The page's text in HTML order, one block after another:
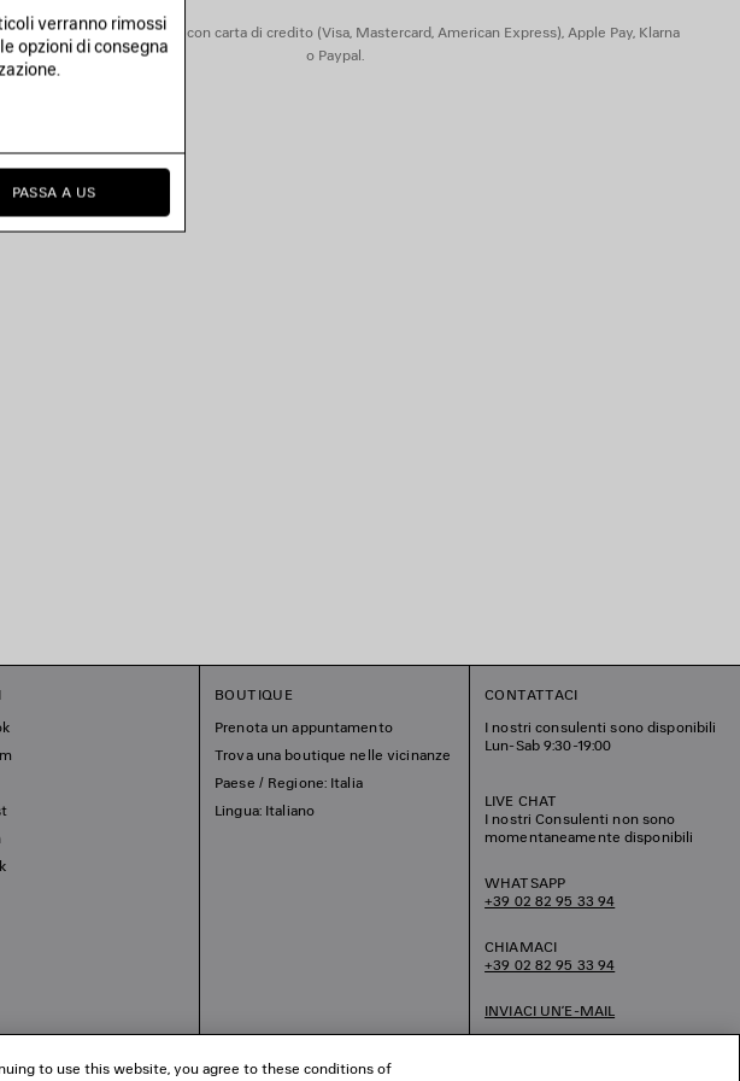
pagare in maniera sicura con carta di credito (Visa, Mastercard, American Express), Apple Pay, Klarna
o Paypal.
BOUTIQUE
Prenota un appuntamento
Trova una boutique nelle vicinanze
Paese / Regione: Italia
Lingua: Italiano
CONTATTACI
I nostri consulenti sono disponibili
Lun-Sab 9:30-19:00
LIVE CHAT
I nostri Consulenti non sono
momentaneamente disponibili
WHATSAPP
+39 02 82 95 33 94
CHIAMACI
+39 02 82 95 33 94
INVIACI UN’E-MAIL
verranno rimossi
opzioni di consegna
PASSA A US
to use this website, you agree to these conditions of